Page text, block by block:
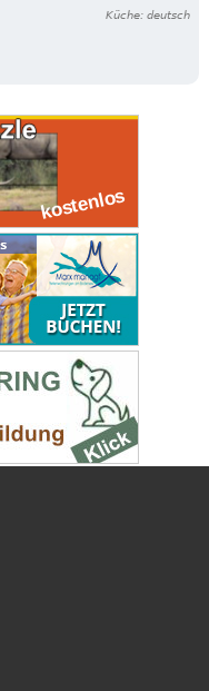
Küche: deutsch